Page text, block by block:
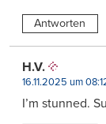
Antworten
H.V.
16.11.2025 um
I’m stunned.